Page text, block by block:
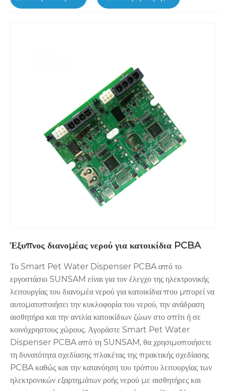
Έξυπνος διανομέας νερού για κατοικίδια PCBA
Το Smart Pet Water Dispenser PCBA από το
εργοστάσιο SUNSAM είναι για τον έλεγχο της ηλεκτρονικής
λειτουργίας του διανομέα νερού για κατοικίδια που μπορεί να
αυτοματοποιήσει την κυκλοφορία του νερού, την ανάδραση
αισθητήρα και την αντλία κατοικίδιων ζώων στο σπίτι ή σε
κοινόχρηστους χώρους. Αγοράστε Smart Pet Water
Dispenser PCBA από τη SUNSAM, θα χρησιμοποιήσετε
τη δυνατότητα σχεδίασης πλακέτας της πρακτικής σχεδίασης
PCBA καθώς και την κατανόηση του τρόπου λειτουργίας των
ηλεκτρονικών εξαρτημάτων ροής νερού με αισθητήρες και